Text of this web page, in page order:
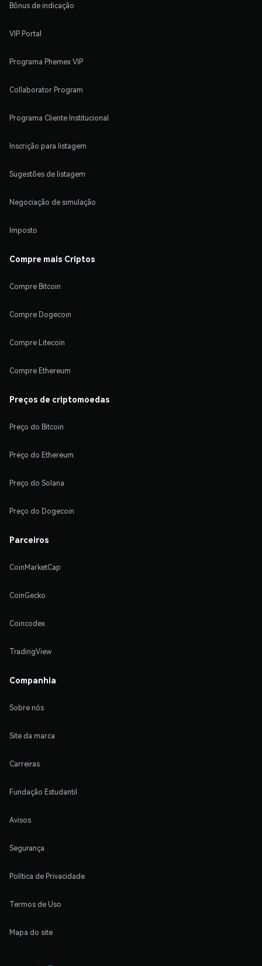
Bônus de indicação
VIP Portal
Programa Phemex VIP
Collaborator Program
Programa Cliente Institucional
Inscrição para listagem
Sugestões de listagem
Negociação de simulação
Imposto
Compre mais Criptos
Compre Bitcoin
Compre Dogecoin
Compre Litecoin
Compre Ethereum
Preços de criptomoedas
Preço do Bitcoin
Preço do Ethereum
Preço do Solana
Preço do Dogecoin
Parceiros
CoinMarketCap
CoinGecko
Coincodex
TradingView
Companhia
Sobre nós
Site da marca
Carreiras
Fundação Estudantil
Avisos
Segurança
Política de Privacidade
Termos de Uso
Mapa do site